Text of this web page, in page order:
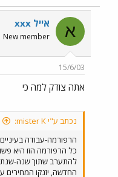
א אייל xxx
New member
15/6/03
אתה צודק למה כי
נכתב ע"י mister K:
הרפורמה-עבודה בעיניים
כל הרפורמה הזו היא
להתערב שתוך שנה-
החדשה, יזנקו המחירים